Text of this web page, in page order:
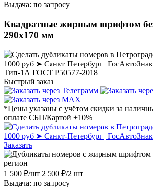
Выдача: по запросу
Квадратные жирным шрифтом
290х170 мм
Тип-1А ГОСТ Р50577-2018
Быстрый заказ |
*Цены указаны с учётом скидки за
оплате СБП/Картой +10%
Заказать
1 500 ₽/шт 2 500 ₽/2 шт
Выдача: по запросу